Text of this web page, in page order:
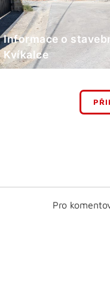
Informace o
Kvíkalce
Pro